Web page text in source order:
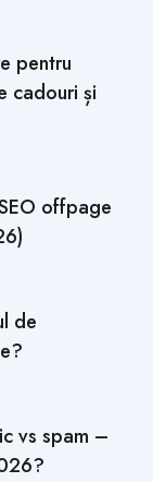
pentru
cadouri și
offpage
de
vs spam –